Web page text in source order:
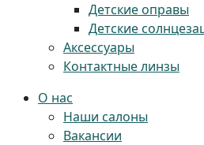
Детские оправы
Детские
Аксессуары
Контактные линзы
О нас
Наши салоны
Вакансии